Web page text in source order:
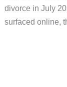
divorce in July
surfaced online,